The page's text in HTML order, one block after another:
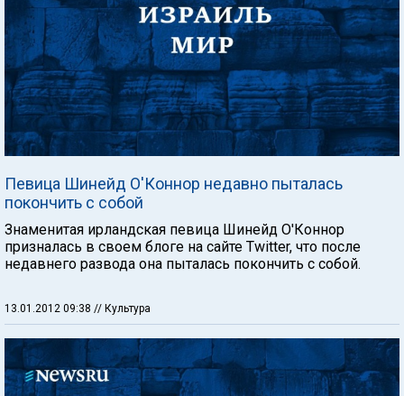
Певица Шинейд О'Коннор недавно пыталась
покончить с собой
Знаменитая ирландская певица Шинейд О'Коннор
призналась в своем блоге на сайте Twitter, что после
недавнего развода она пыталась покончить с собой.
13.01.2012 09:38 // Культура